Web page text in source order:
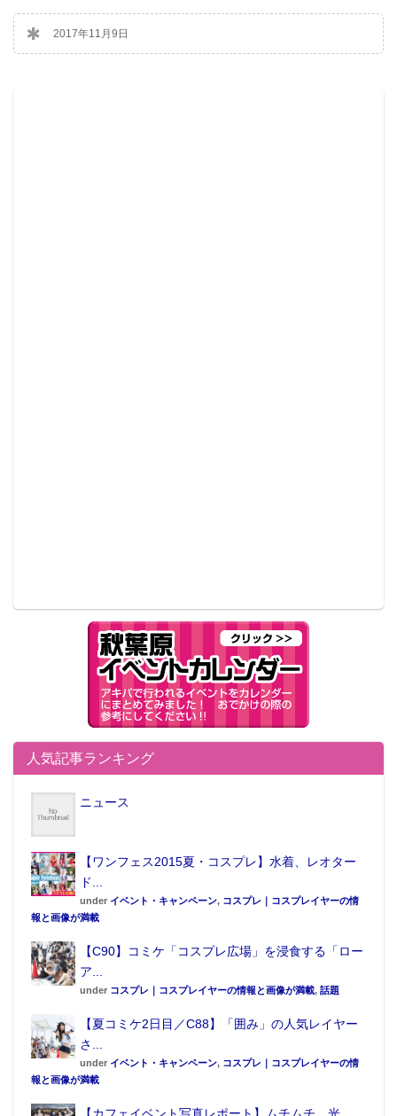
2017年11月9日
人気記事ランキング
ニュース
【ワンフェス2015夏・コスプレ】水着、レオター
ド...
under イベント・キャンペーン, コスプレ｜コスプレイヤーの情
報と画像が満載
【C90】コミケ「コスプレ広場」を浸食する「ロー
ア...
under コスプレ｜コスプレイヤーの情報と画像が満載, 話題
【夏コミケ2日目／C88】「囲み」の人気レイヤー
さ...
under イベント・キャンペーン, コスプレ｜コスプレイヤーの情
報と画像が満載
【カフェイベント写真レポート】ムチムチ、光